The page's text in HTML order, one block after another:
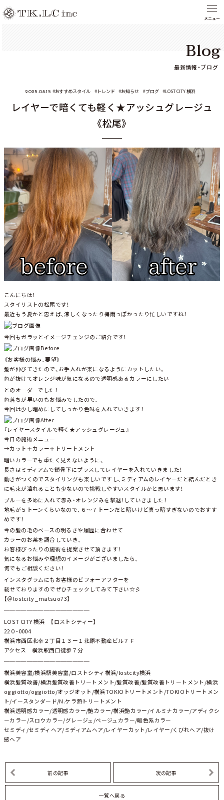
Blog
最新情報・ブログ
2025.08.15 おすすめスタイル トレンド お知らせ ブログ LOST CITY 横浜
レイヤーで暗くても軽く★アッシュグレージュ
《松尾》
こんにちは！
スタイリストの松尾です！
最近もう夏かと思えば、涼しくなったり梅雨っぽかったり忙しいですね！
今回もガラッとイメージチェンジのご紹介です！
Before
《お客様の悩み、要望》
髪が伸びてきたので、お手入れが楽になるようにカットしたい。
色が抜けてオレンジ味が気になるので透明感あるカラーにしたい
とのオーダーでした！
色落ちが早いのもお悩みでしたので、
今回は少し暗めにしてしっかり色味を入れていきます！
After
『レイヤースタイルで軽く★アッシュグレージュ』
今日の施術メニュー
→カット＋カラー＋トリートメント
暗いカラーでも重たく見えないように、
長さはミディアムで鎖骨下にプラスしてレイヤーを入れていきました！
動きがつくのでスタイリングも楽しいですし、ミディアムのレイヤーだと結んだとき
に毛束が溢れることも少ないので挑戦しやすいスタイルかと思います！
ブルーを多めに入れて赤み・オレンジみを撃退！していきました！
地毛が５トーンくらいなので、６～７トーンだと暗いけど真っ暗すぎないのでおすす
めです！
今の髪の毛のベースの明るさや履歴に合わせて
カラーのお薬を調合していき、
お客様ぴったりの施術を提案させて頂きます！
気になるお悩みや理想のイメージがございましたら、
何でもご相談ください！
インスタグラムにもお客様のビフォーアフターを
載せておりますのでぜひチェックしてみて下さい☆彡
【＠lostcity _matsuo73】
━━━━━━━━━━━━━━━
LOST CITY 横浜 【ロストシティー】
22０-0004
横浜市西区北幸２丁目１３ー１北原不動産ビル７Ｆ
アクセス 横浜駅西口徒歩７分
━━━━━━━━━━━━━━━
横浜美容室/横浜駅美容室/ロストシティ横浜/lostcity横浜
横浜髪質改善/横浜髪質改善トリートメント/髪質改善/髪質改善トリートメント/横浜
oggiotto/oggiotto/オッジオット/横浜TOKIOトリートメント/TOKIOトリートメン
ト/イースタンダード/N.ケラ熱トリートメント
横浜透明感カラー/透明感カラー/艶カラー/横浜艶カラー/イルミナカラー/アディクシ
ーカラー/スロウカラー/グレージュ/ベージュカラー/暖色系カラー
セミディ/セミディヘア/ミディアムヘア/レイヤーカット/レイヤー/くびれヘア/抜け
感ヘア
前の記事 次の記事
一覧へ戻る